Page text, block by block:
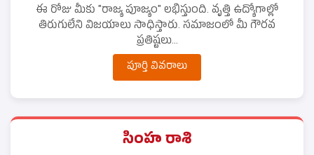
ఈ రోజు మీకు "రాజ్య పూజ్యం" లభిస్తుంది. వృత్తి ఉద్యోగాల్లో
తిరుగులేని విజయాలు సాధిస్తారు. సమాజంలో మీ గౌరవ
ప్రతిష్టలు...
పూర్తి వివరాలు
సింహ రాశి